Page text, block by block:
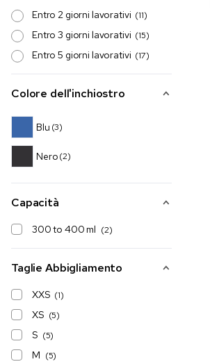
Entro 2 giorni lavorativi (11)
Entro 3 giorni lavorativi (15)
Entro 5 giorni lavorativi (17)
Colore dell'inchiostro
Blu (3)
Nero(2)
Capacità
300 to 400 ml (2)
Taglie Abbigliamento
XXS (1)
XS (5)
S (5)
M (5)